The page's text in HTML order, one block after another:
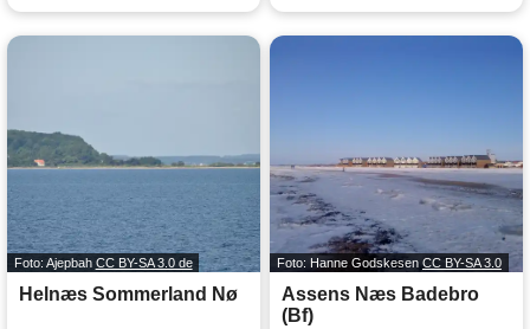
Foto: Ajepbah CC BY-SA 3.0 de
Helnæs Sommerland Nø
Foto: Hanne Godskesen CC BY-SA 3.0
Assens Næs Badebro
(Bf)